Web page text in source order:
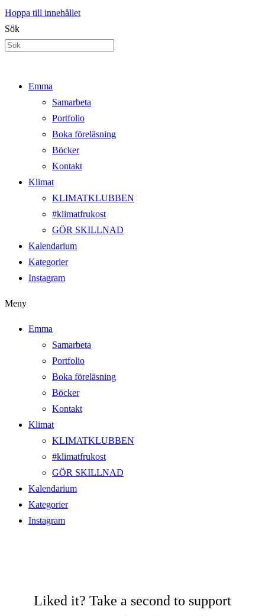
Hoppa till innehållet
Sök
Emma
Samarbeta
Portfolio
Boka föreläsning
Böcker
Kontakt
Klimat
KLIMATKLUBBEN
#klimatfrukost
GÖR SKILLNAD
Kalendarium
Kategorier
Instagram
Meny
Emma
Samarbeta
Portfolio
Boka föreläsning
Böcker
Kontakt
Klimat
KLIMATKLUBBEN
#klimatfrukost
GÖR SKILLNAD
Kalendarium
Kategorier
Instagram
Liked it? Take a second to support